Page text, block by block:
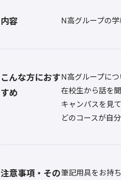
内容 N高グループの
こんな方におす
すめ
N高グループにつ
在校生から話を
キャンパスを見て
どのコースが自
注意事項・その筆記用具をお持